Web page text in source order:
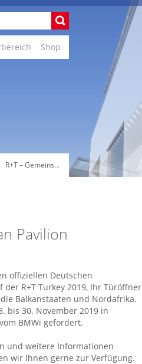
Shop
R+T – Gemeins…
Pavilion
offiziellen Deutschen
der R+T Turkey 2019, Ihr Türöffner
Balkanstaaten und Nordafrika.
bis 30. November 2019 in
BMWi gefördert.
und weitere Informationen
wir Ihnen gerne zur Verfügung.